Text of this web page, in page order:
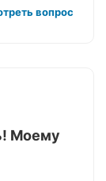
вопрос
Моему